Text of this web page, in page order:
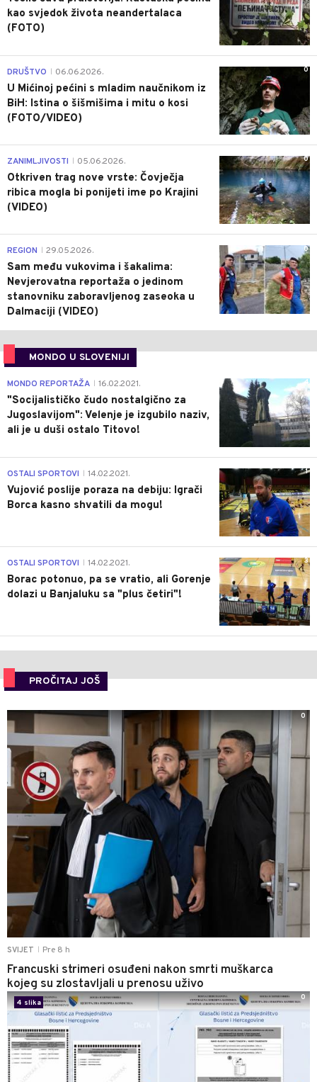
kao svjedok života neandertalaca
(FOTO)
0
DRUŠTVO 06.06.2026.
U Mićinoj pećini s mladim naučnikom iz
BiH: Istina o šišmišima i mitu o kosi
(FOTO/VIDEO)
0
ZANIMLJIVOSTI 05.06.2026.
Otkriven trag nove vrste: Čovječja
ribica mogla bi ponijeti ime po Krajini
(VIDEO)
0
REGION 29.05.2026.
Sam među vukovima i šakalima:
Nevjerovatna reportaža o jedinom
stanovniku zaboravljenog zaseoka u
Dalmaciji (VIDEO)
MONDO U SLOVENIJI
4
MONDO REPORTAŽA 16.02.2021.
"Socijalističko čudo nostalgično za
Jugoslavijom": Velenje je izgubilo naziv,
ali je u duši ostalo Titovo!
1
OSTALI SPORTOVI 14.02.2021.
Vujović poslije poraza na debiju: Igrači
Borca kasno shvatili da mogu!
3
OSTALI SPORTOVI 14.02.2021.
Borac potonuo, pa se vratio, ali Gorenje
dolazi u Banjaluku sa "plus četiri"!
PROČITAJ JOŠ
SVIJET Pre 8 h
Francuski strimeri osuđeni nakon smrti muškarca
kojeg su zlostavljali u prenosu uživo
0
4 slika
0